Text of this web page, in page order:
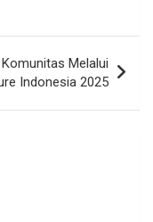
Melalui
Indonesia 2025